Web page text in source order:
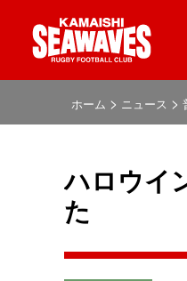
ホーム > ニュース >
ハロウイ
た